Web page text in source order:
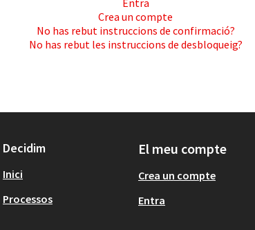
Entra
Crea un compte
No has rebut instruccions de confirmació?
No has rebut les instruccions de desbloqueig?
Decidim
Inici
Processos
El meu compte
Crea un compte
Entra